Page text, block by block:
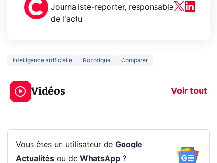
Journaliste-reporter, responsable
de l'actu
Intelligence artificielle Robotique Comparer
Vidéos Voir tout
3 écrans en 1 pour
319€ ? Voici L'AOC
CQ32G4ZA !
prochaine
Vous êtes un utilisateur de Google
Actualitésou de WhatsApp?